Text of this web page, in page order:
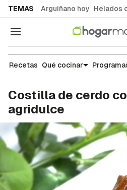
TEMAS Arguiñano hoy Helados
Navegación
Recetas
Recetas Qué cocinar
Costilla de cerdo
agridulce